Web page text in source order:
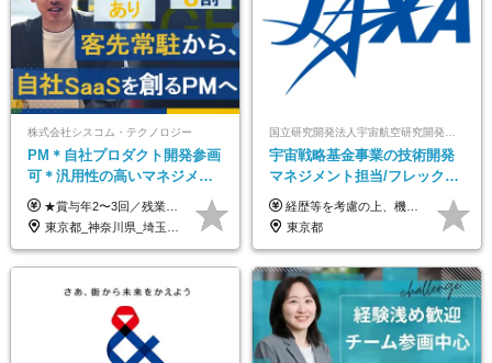
株式会社シスコム・テクノロジー
PM＊自社プロダクト開発参画
可＊汎用性の高いマネジメン
トスキル＊年収1000万以上可
★賞与年2〜3回／残業代全額支給／子ども手当（月1万円）／誕生日手当（年1回1万円）★ ＜初年度の想定年収:600万円～800万円＞ 月給50万7000円～70万4000円＋賞与年2回＋決算賞与 ※経験・能力を考慮のうえ決定します。 ※専門性を高めながらチームを牽引する「プロジェクト推進力」を高く評価し、給与へダイレクトに反映します。 ※試用期間6ヶ月（待遇変動なし） 年収800万円以上も⽬指せます。 経験・スキル・前職給与を最大限に考慮し、 ご納得いただける条件を提示します。 【賞与】 年2〜3回支給（7月・12月＋業績により決算賞与） 当社では、目の前の案件による固定報酬だけが評価の全てではありません。 メンバー育成、現場でのポジション拡大、 ナレッジの共有、そして組織づくりへの参画など、 「会社への貢献度（ビジネスプロセス）」 を昇給・賞与へダイレクトに反映しています。 専門性を高める「技術」と、チームを前進させる「プロジェクト推進」。 この両輪を回すことで、確かなスキル成長と年収アップを同時に実現できる環境です。
東京都_神奈川県_埼玉県_千葉県
宇宙戦略基金事業の技術開発
マネジメント担当/フレックス
制/リモート活用/異業種出身者
歓迎/国家プロジェクト
経歴等を考慮の上、機構の規定により決定します。 ＜大学卒業後、正規社員として民間企業に3年勤務した場合＞ ・月給30万円以上 ・年収470万円以上 年収概算を試算する場合は以下をご確認ください。 https://www.jaxa.jp/about/employ/trial_j.html ■昇給年1回、賞与年2回 ■諸手当（住居手当、通勤手当他） ■退職金制度あり ※年収470万円～ ※超過勤務分は別途支給します。 ※6ヶ月の試用期間あり。その間の待遇・給与に差異はありません。
東京都